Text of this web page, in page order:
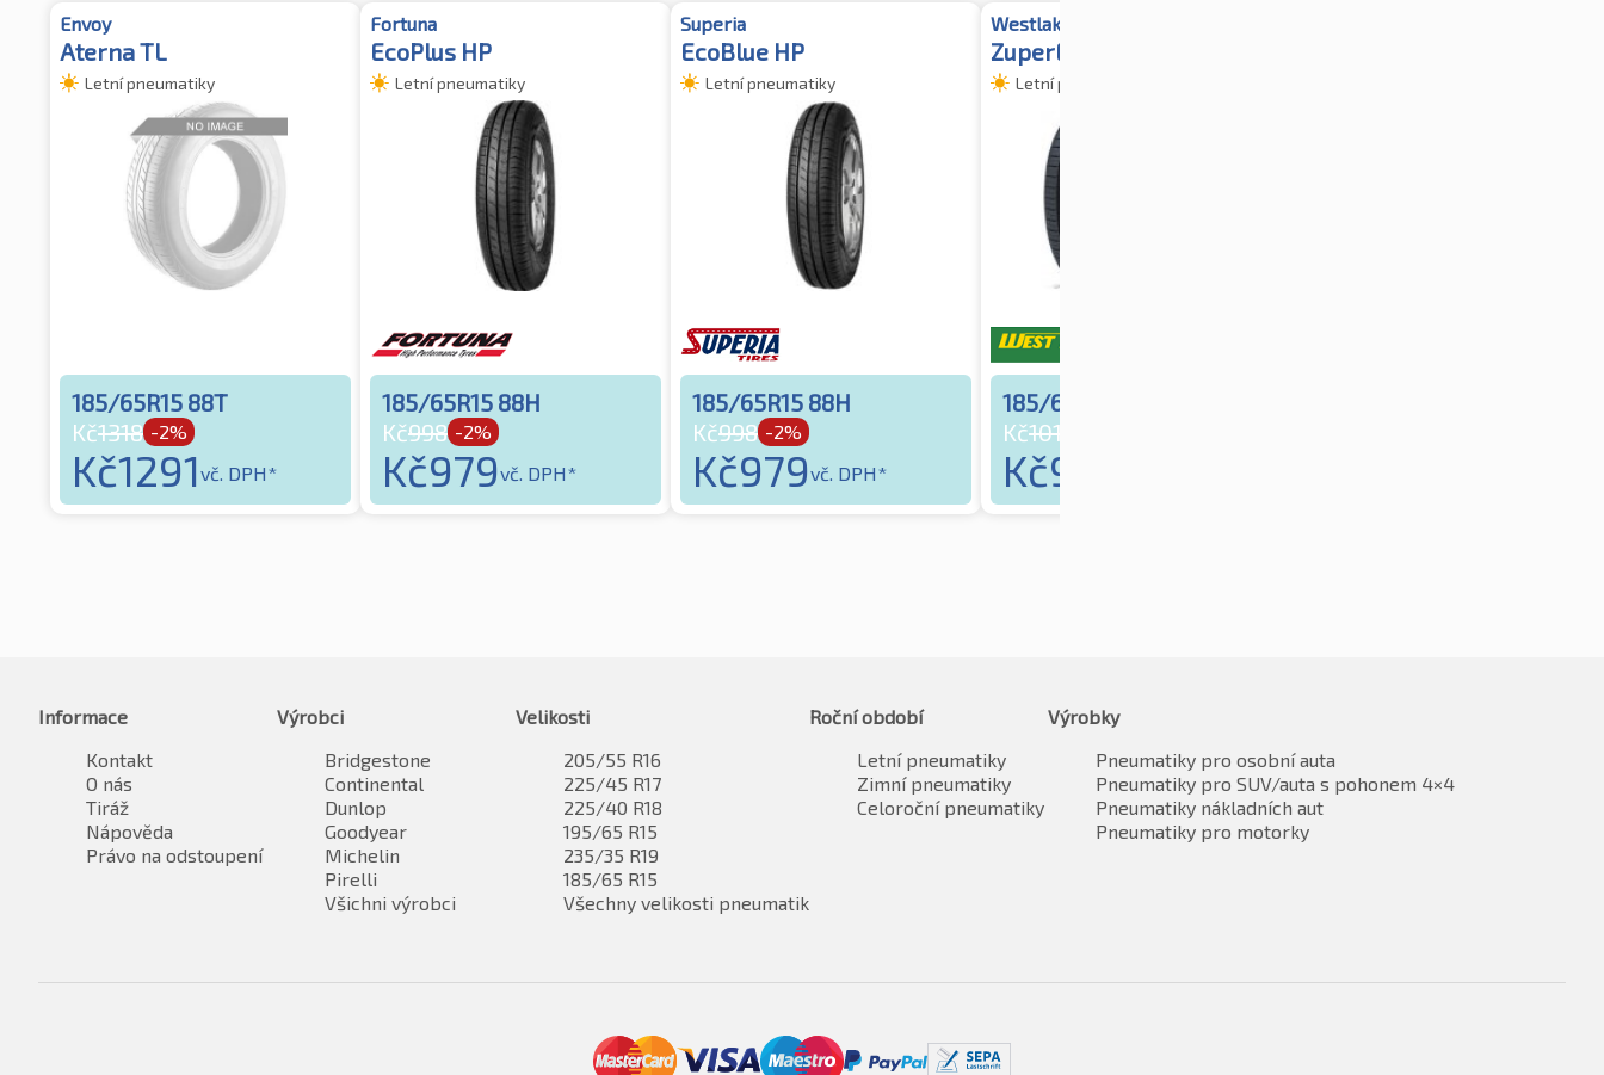
Envoy
Aterna TL
Letní pneumatiky
185/65R15 88T
Kč1318 -2%
Kč1291vč. DPH*
Fortuna
EcoPlus HP
Letní pneumatiky
185/65R15 88H
Kč998 -2%
Kč979vč. DPH*
Superia
EcoBlue HP
Letní pneumatiky
185/65R15 88H
Kč998 -2%
Kč979vč. DPH*
Westlake
ZuperEco Z-107
Letní pneumatiky
185/65R15 88H
Kč1014
Kč993
Informace
Kontakt
O nás
Tiráž
Nápověda
Právo na odstoupení
Výrobci
Bridgestone
Continental
Dunlop
Goodyear
Michelin
Pirelli
Všichni výrobci
Velikosti
205/55 R16
225/45 R17
225/40 R18
195/65 R15
235/35 R19
185/65 R15
Všechny velikosti pneumatik
Roční období
Letní pneumatiky
Zimní pneumatiky
Celoroční pneumatiky
Výrobky
Pneumatiky pro osobní auta
Pneumatiky pro SUV/auta s pohonem 4×4
Pneumatiky nákladních aut
Pneumatiky pro motorky